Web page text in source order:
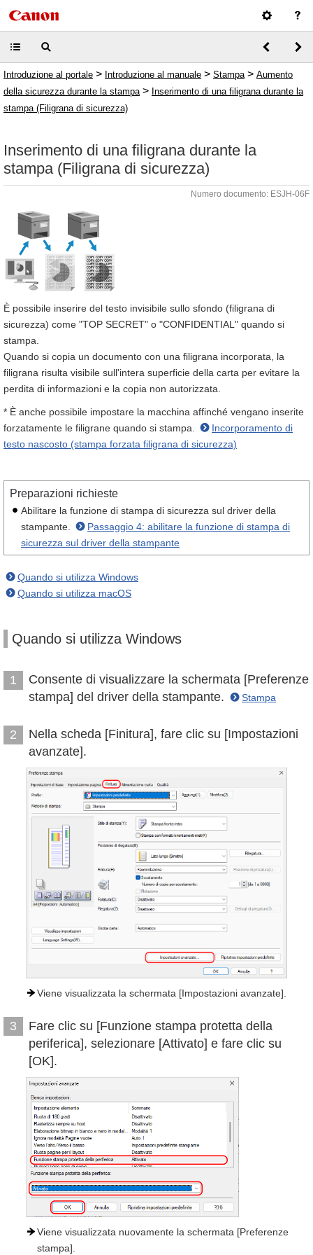
Introduzione al portale > Introduzione al manuale > Stampa > Aumento
della sicurezza durante la stampa > Inserimento di una filigrana durante la
stampa (Filigrana di sicurezza)
Inserimento di una filigrana durante la
stampa (Filigrana di sicurezza)
Numero documento: ESJH-06F
È possibile inserire del testo invisibile sullo sfondo (filigrana di
sicurezza) come "TOP SECRET" o "CONFIDENTIAL" quando si
stampa.
Quando si copia un documento con una filigrana incorporata, la
filigrana risulta visibile sull'intera superficie della carta per evitare la
perdita di informazioni e la copia non autorizzata.
* È anche possibile impostare la macchina affinché vengano inserite
forzatamente le filigrane quando si stampa.
Incorporamento di
testo nascosto (stampa forzata filigrana di sicurezza)
Preparazioni richieste
Abilitare la funzione di stampa di sicurezza sul driver della
stampante.
Passaggio 4: abilitare la funzione di stampa di
sicurezza sul driver della stampante
Quando si utilizza Windows
Quando si utilizza macOS
Quando si utilizza Windows
1
Consente di visualizzare la schermata [Preferenze
stampa] del driver della stampante.
Stampa
2
Nella scheda [Finitura], fare clic su [Impostazioni
avanzate].
Viene visualizzata la schermata [Impostazioni avanzate].
3
Fare clic su [Funzione stampa protetta della
periferica], selezionare [Attivato] e fare clic su
[OK].
Viene visualizzata nuovamente la schermata [Preferenze
stampa].